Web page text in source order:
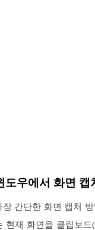
도우에서 화면 캡
장 간단한 화면 캡처
현재 화면을 클립보